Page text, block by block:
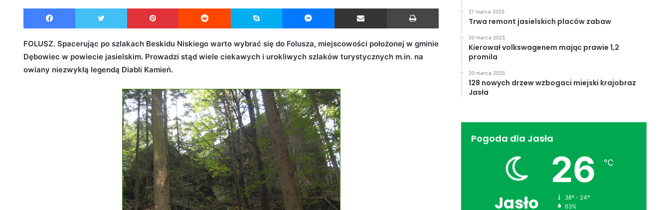
d
Facebook Twitter Pinterest Reddit Skype Messenger Udostępnij przez Email
FOLUSZ. Spacerując po szlakach Beskidu Niskiego warto wybrać się do Folusza, miejscowości położonej w gminie
Dębowiec w powiecie jasielskim. Prowadzi stąd wiele ciekawych i urokliwych szlaków turystycznych m.in. na
owiany niezwykłą legendą Diabli Kamień.
21 marca 2025
Trwa remont jasielskich placów zabaw
20 marca 2025
Kierował volkswagenem mając prawie 1,2
promila
20 marca 2025
128 nowych drzew wzbogaci miejski krajobraz
Jasła
Pogoda dla Jasła
Jasło
26 ℃
38º - 24º
63%